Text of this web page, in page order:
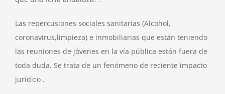
Las repercusiones sociales sanitarias (Alcohol,
coronavirus,limpieza) e inmobiliarias que están teniendo
las reuniones de jóvenes en la vía pública están fuera de
toda duda. Se trata de un fenómeno de reciente impacto
jurídico .